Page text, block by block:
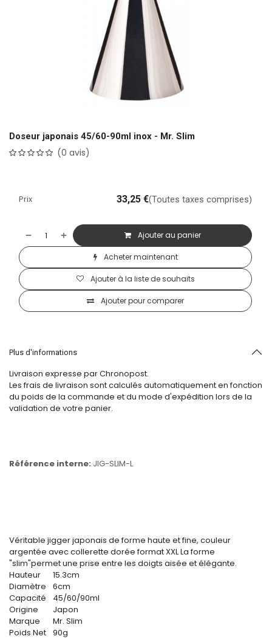
Doseur japonais 45/60-90ml inox - Mr. Slim
(0 avis)
Ajouter au panier
Acheter maintenant
Ajouter pour comparer
Ajouter à la liste de souhaits
Prix 33,25 €(Toutes taxes comprises)
Plus d'informations
Livraison expresse par Chronopost.
Les frais de livraison sont calculés automatiquement en fonction
du poids de la commande et du mode d'expédition lors de la
validation de votre panier.
Référence interne: JIG-SLIM-L
Véritable jigger japonais de forme haute et fine, couleur
argentée avec collerette dorée format XXL La forme
"slim"permet une prise entre les doigts aisée et élégante.
Hauteur
15.3cm
Diamètre
6cm
Capacité
45/60/90ml
Origine
Japon
Marque
Mr. Slim
Poids Net 90g